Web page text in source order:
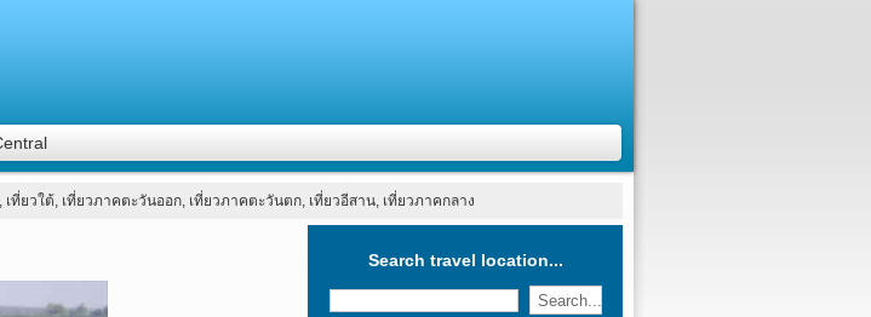
เที่ยวใต้, เที่ยวภาคตะวันออก, เที่ยวภาคตะวันตก, เที่ยวอีสาน, เที่ยวภาคกลาง
Search travel location...